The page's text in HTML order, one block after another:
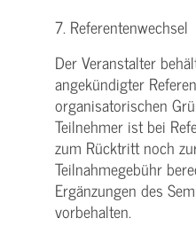
7. Referentenwechsel
Der Veranstalter
angekündigter
organisatorischen
Teilnehmer ist bei
zum Rücktritt noch
Teilnahmegebühr
Ergänzungen des
vorbehalten.